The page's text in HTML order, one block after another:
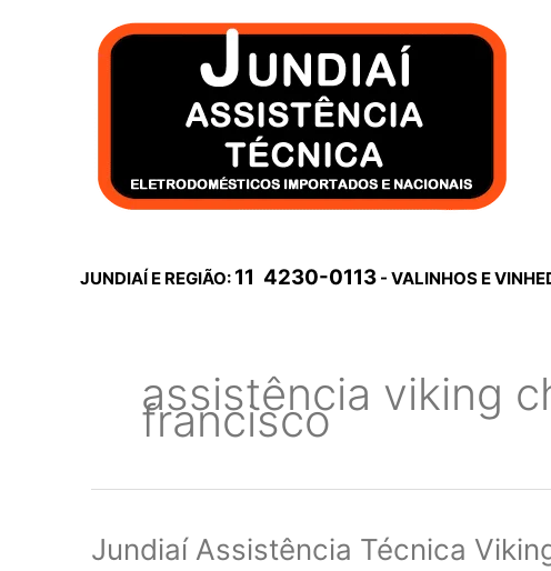
JUNDIAÍ E REGIÃO: 11 4230-0113 - VALINHOS E
assistência viking
francisco
Jundiaí Assistência Técnica